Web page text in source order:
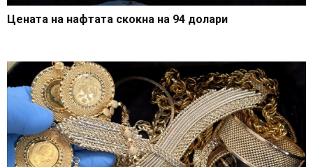
Цената на нафтата скокна на 94 долари